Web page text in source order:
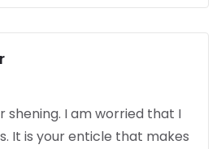
shening. I am worried that I
It is your enticle that makes